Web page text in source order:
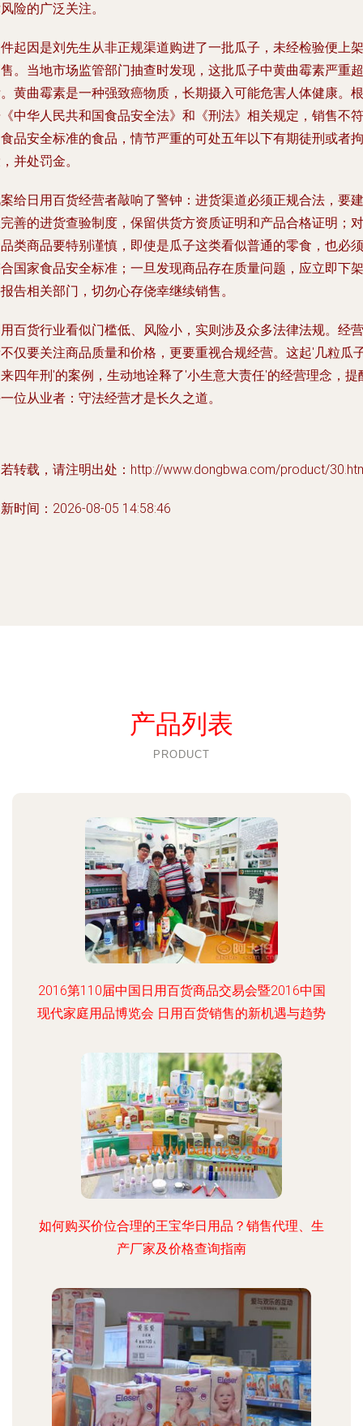
险的广泛关注。
起因是刘先生从非正规渠道购进了一批瓜子，未经检验便上架
。当地市场监管部门抽查时发现，这批瓜子中黄曲霉素严重超
黄曲霉素是一种强致癌物质，长期摄入可能危害人体健康。根
中华人民共和国食品安全法》和《刑法》相关规定，销售不符
品安全标准的食品，情节严重的可处五年以下有期徒刑或者拘
并处罚金。
给日用百货经营者敲响了警钟：进货渠道必须正规合法，要建
善的进货查验制度，保留供货方资质证明和产品合格证明；对
类商品要特别谨慎，即使是瓜子这类看似普通的零食，也必须
国家食品安全标准；一旦发现商品存在质量问题，应立即下架
告相关部门，切勿心存侥幸继续销售。
百货行业看似门槛低、风险小，实则涉及众多法律法规。经营
仅要关注商品质量和价格，更要重视合规经营。这起'几粒瓜
四年刑'的案例，生动地诠释了'小生意大责任'的经营理念，提
位从业者：守法经营才是长久之道。
转载，请注明出处：http://www.dongbwa.com/product/
时间：2026-08-05 14:58:46
产品列表
PRODUCT
2016第110届中国日用百货商品交易会暨2016中国
现代家庭用品博览会 日用百货销售的新机遇与趋势
如何购买价位合理的王宝华日用品？销售代理、生
产厂家及价格查询指南